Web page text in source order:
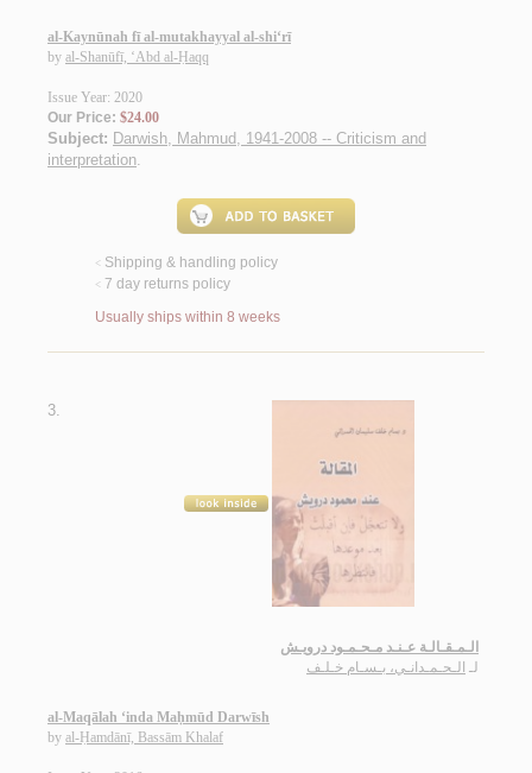
al-Kaynūnah fī al-mutakhayyal al-shi‘rī
by al-Shanūfī, ‘Abd al-Ḥaqq
Issue Year: 2020
Our Price: $24.00
Subject: Darwish, Mahmud, 1941-2008 -- Criticism and
interpretation.
< Shipping & handling policy
< 7 day returns policy
Usually ships within 8 weeks
3.
الـمـقـالـة عـنـد مـحـمـود درويـش
لـ الـحـمـدانـي، بـسـام خـلـف
al-Maqālah ‘inda Maḥmūd Darwīsh
by al-Ḥamdānī, Bassām Khalaf